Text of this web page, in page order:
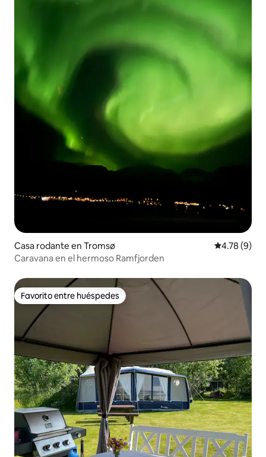
Casa rodante en Tromsø Calificación
4.78 (9)
Caravana en el hermoso Ramfjorden
Favorito entre huéspedes
Favorito entre huéspedes